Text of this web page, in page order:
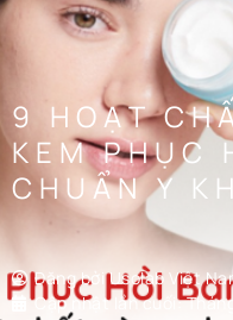
9 HOẠT
KEM PHỤC
CHUẨN Y
Đăng bởiUsolab Việt
Cập nhật lần cuối: